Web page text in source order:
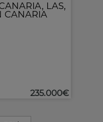
LAS,
CANARIA
235.000€